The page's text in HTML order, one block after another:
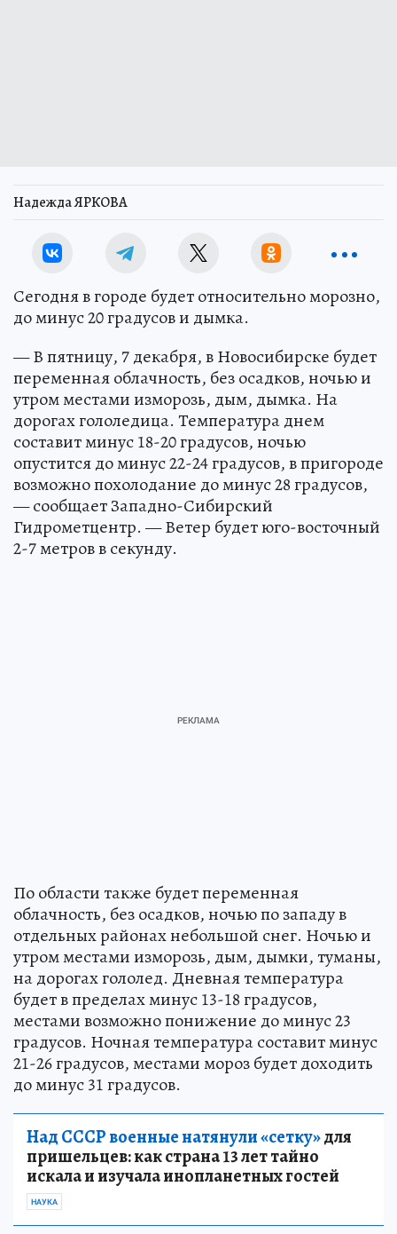
Надежда ЯРКОВА
Сегодня в городе будет относительно морозно,
до минус 20 градусов и дымка.
— В пятницу, 7 декабря, в Новосибирске будет
переменная облачность, без осадков, ночью и
утром местами изморозь, дым, дымка. На
дорогах гололедица. Температура днем
составит минус 18-20 градусов, ночью
опустится до минус 22-24 градусов, в пригороде
возможно похолодание до минус 28 градусов,
— сообщает Западно-Сибирский
Гидрометцентр. — Ветер будет юго-восточный
2-7 метров в секунду.
По области также будет переменная
облачность, без осадков, ночью по западу в
отдельных районах небольшой снег. Ночью и
утром местами изморозь, дым, дымки, туманы,
на дорогах гололед. Дневная температура
будет в пределах минус 13-18 градусов,
местами возможно понижение до минус 23
градусов. Ночная температура составит минус
21-26 градусов, местами мороз будет доходить
до минус 31 градусов.
Над СССР военные натянули «сетку»для
пришельцев: как страна 13 лет тайно
искала и изучала инопланетных гостей
НАУКА